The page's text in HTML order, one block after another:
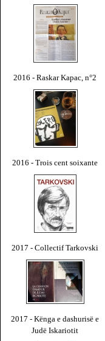
2016 - Raskar Kapac, n°2
2016 - Trois cent soixante
2017 - Collectif Tarkovski
2017 - Kënga e dashurisë e
Judë Iskariotit